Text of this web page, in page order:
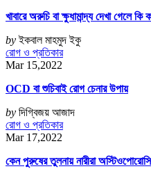
খাবারে অরুচি বা ক্ষুধামান্দ্য দেখা গেলে কি
byইকবাল মাহমুদ ইকু
রোগ ও প্রতিকার
Mar 15,2022
OCD বা শুচিবাই রোগ চেনার উপায়
by দিগ্বিজয় আজাদ
রোগ ও প্রতিকার
Mar 17,2022
কেন পুরুষের তুলনায় নারীরা